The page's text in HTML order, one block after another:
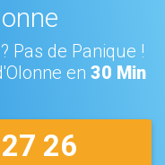
Pas de Panique !
en 30 Min
26